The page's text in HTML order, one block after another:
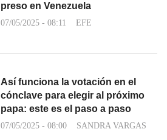
preso en Venezuela
07/05/2025 - 08:11 EFE
Así funciona la votación en el
cónclave para elegir al próximo
papa: este es el paso a paso
07/05/2025 - 08:00 SANDRA VARGAS